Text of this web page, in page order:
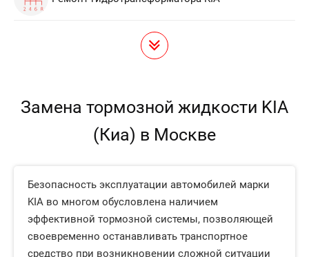
Замена тормозной жидкости KIA
(Киа) в Москве
Безопасность эксплуатации автомобилей марки
KIA во многом обусловлена наличием
эффективной тормозной системы, позволяющей
своевременно останавливать транспортное
средство при возникновении сложной ситуации